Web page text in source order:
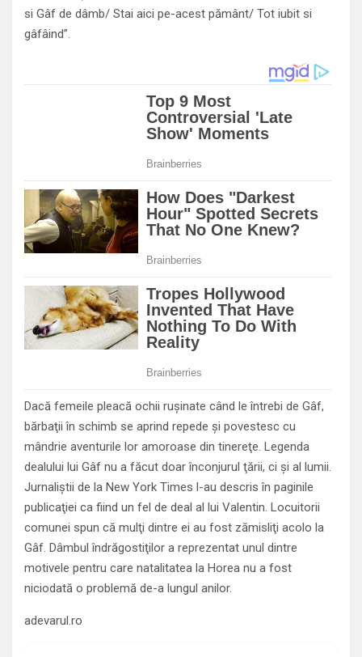
si Gâf de dâmb/ Stai aici pe-acest pământ/ Tot iubit si
gâfâind”.
Dacă femeile pleacă ochii ruşinate când le întrebi de Gâf,
bărbaţii în schimb se aprind repede şi povestesc cu
mândrie aventurile lor amoroase din tinereţe. Legenda
dealului lui Gâf nu a făcut doar înconjurul ţării, ci şi al lumii.
Jurnaliştii de la New York Times l-au descris în paginile
publicaţiei ca fiind un fel de deal al lui Valentin. Locuitorii
comunei spun că mulţi dintre ei au fost zămisliţi acolo la
Gâf. Dâmbul îndrăgostiţilor a reprezentat unul dintre
motivele pentru care natalitatea la Horea nu a fost
niciodată o problemă de-a lungul anilor.
adevarul.ro